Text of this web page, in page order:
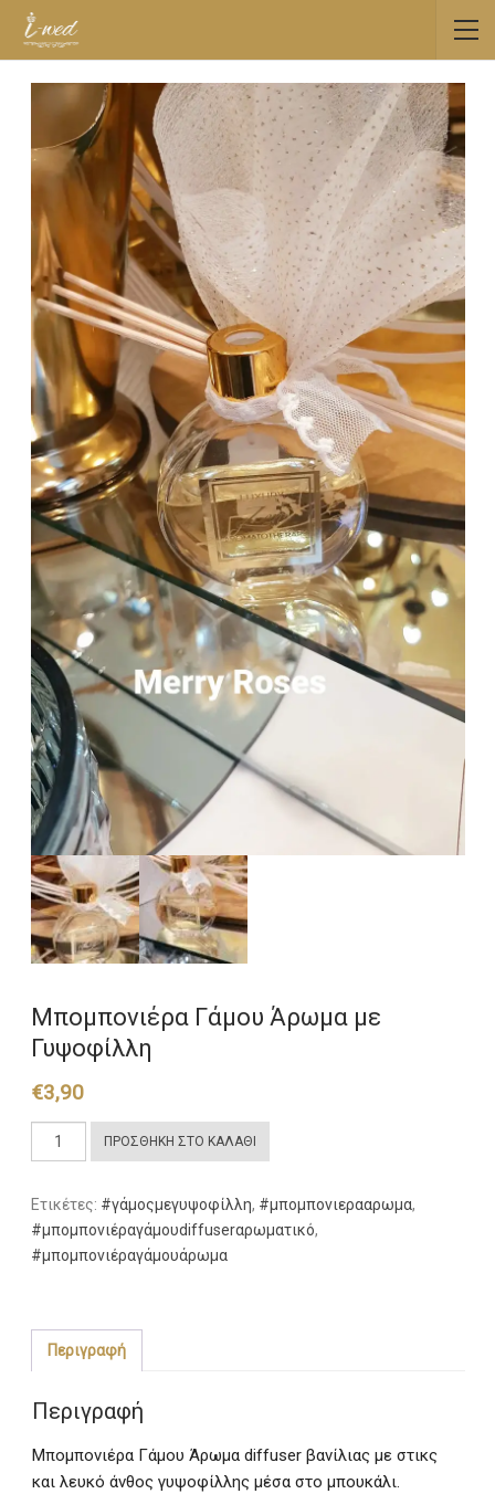
Μπομπονιέρα Γάμου Άρωμα με
Γυψοφίλλη
€3,90
Μπομπονιέρα
Γάμου
με
Γυψοφίλλη
ποσότητα
ΠΡΟΣΘΉΚΗ ΣΤΟ ΚΑΛΆΘΙ
Ετικέτες: #γάμοςμεγυψοφίλλη, #μπομπονιερααρωμα,
#μπομπονιέραγάμουdiffuserαρωματικό,
#μπομπονιέραγάμουάρωμα
Περιγραφή
Περιγραφή
Μπομπονιέρα Γάμου Άρωμα diffuser βανίλιας με στικς
και λευκό άνθος γυψοφίλλης μέσα στο μπουκάλι.